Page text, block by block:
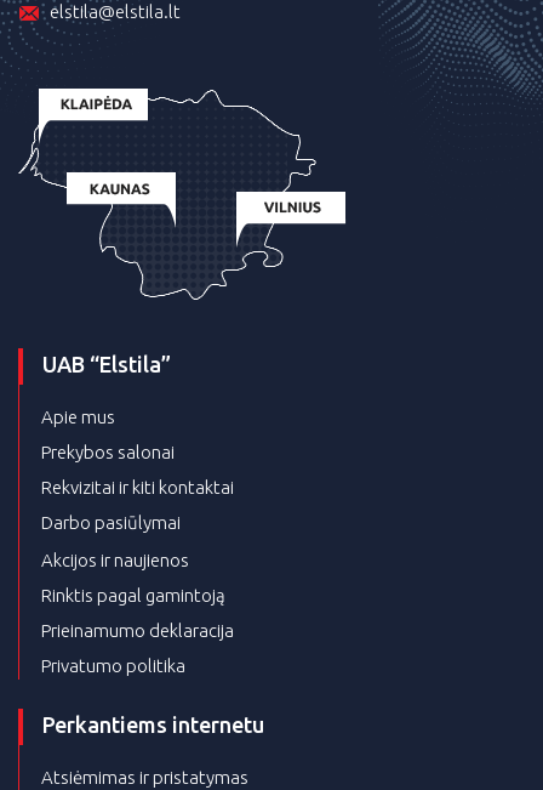
elstila@elstila.lt
UAB “Elstila”
Apie mus
Prekybos salonai
Rekvizitai ir kiti kontaktai
Darbo pasiūlymai
Akcijos ir naujienos
Rinktis pagal gamintoją
Prieinamumo deklaracija
Privatumo politika
Perkantiems internetu
Atsiėmimas ir pristatymas